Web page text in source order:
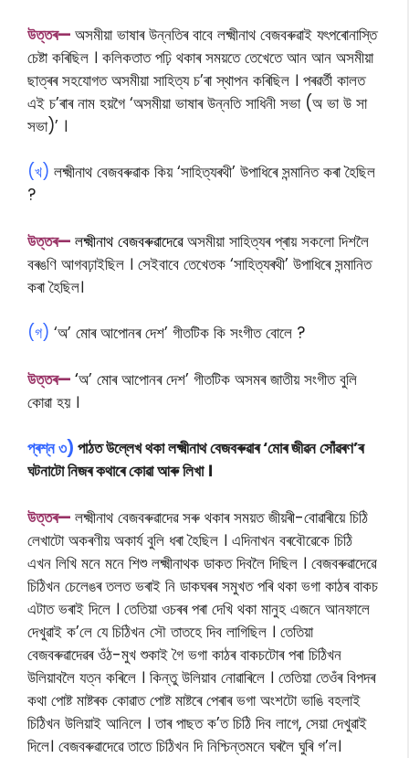
উত্তৰ— অসমীয়া ভাষাৰ উন্নতিৰ বাবে লক্ষ্মীনাথ বেজবৰুৱাই যৎপৰোনাস্তি
চেষ্টা কৰিছিল । কলিকতাত পঢ়ি থকাৰ সময়তে তেখেতে আন আন অসমীয়া
ছাত্ৰৰ সহযোগত অসমীয়া সাহিত্য চ’ৰা স্থাপন কৰিছিল । পৰৱৰ্তী কালত
এই চ’ৰাৰ নাম হয়গৈ ‘অসমীয়া ভাষাৰ উন্নতি সাধিনী সভা (অ ভা উ সা
সভা)’ ।
(খ) লক্ষ্মীনাথ বেজবৰুৱাক কিয় ‘সাহিত্যৰথী’ উপাধিৰে সন্মানিত কৰা হৈছিল
?
উত্তৰ— লক্ষ্মীনাথ বেজবৰুৱাদেৱেঅসমীয়া সাহিত্যৰ প্ৰায় সকলো দিশলৈ
বৰঙণি আগবঢ়াইছিল । সেইবাবে তেখেতক ‘সাহিত্যৰথী’ উপাধিৰে সন্মানিত
কৰা হৈছিল।
(গ) ‘অ’ মোৰ আপোনৰ দেশ’ গীতটিক কি সংগীত বোলে ?
উত্তৰ— ‘অ’ মোৰ আপোনৰ দেশ’ গীতটিক অসমৰ জাতীয় সংগীত বুলি
কোৱা হয় ।
প্ৰশ্ন ৩) পাঠত উল্লেখ থকা লক্ষ্মীনাথ বেজবৰুৱাৰ ‘মোৰ জীৱন সোঁৱৰণ’ৰ
ঘটনাটো নিজৰ কথাৰে কোৱা আৰু লিখা ।
উত্তৰ— লক্ষ্মীনাথ বেজবৰুৱাদেৱ সৰু থকাৰ সময়ত জীয়ৰী-বোৱাৰীয়ে চিঠি
লেখাটো অকৰণীয় অকাৰ্য বুলি ধৰা হৈছিল । এদিনাখন বৰবৌৱেকে চিঠি
এখন লিখি মনে মনে শিশু লক্ষ্মীনাথক ডাকত দিবলৈ দিছিল । বেজবৰুৱাদেৱে
চিঠিখন চেলেঙৰ তলত ভৰাই নি ডাকঘৰৰ সমুখত পৰি থকা ভগা কাঠৰ বাকচ
এটাত ভৰাই দিলে । তেতিয়া ওচৰৰ পৰা দেখি থকা মানুহ এজনে আনফালে
দেখুৱাই ক’লে যে চিঠিখন সৌ তাতহে দিব লাগিছিল । তেতিয়া
বেজবৰুৱাদেৱৰ ওঁঠ-মুখ শুকাই গৈ ভগা কাঠৰ বাকচটোৰ পৰা চিঠিখন
উলিয়াবলৈ যত্ন কৰিলে । কিন্তু উলিয়াব নোৱাৰিলে । তেতিয়া তেওঁৰ বিপদৰ
কথা পোষ্ট মাষ্টৰক কোৱাত পোষ্ট মাষ্টৰে পেৰাৰ ভগা অংশটো ভাঙি বহলাই
চিঠিখন উলিয়াই আনিলে । তাৰ পাছত ক’ত চিঠি দিব লাগে, সেয়া দেখুৱাই
দিলে। বেজবৰুৱাদেৱে তাতে চিঠিখন দি নিশ্চিন্তমনে ঘৰলৈ ঘুৰি গ’ল।